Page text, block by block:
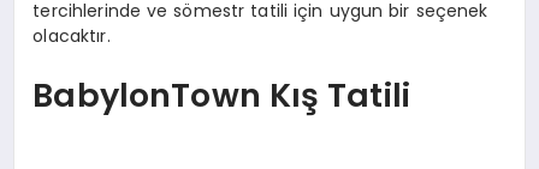
MAGAZIN
EGITIM
tercihlerinde ve sömestr tatili için uygun bir seçenek
olacaktır.
BabylonTown Kış Tatili